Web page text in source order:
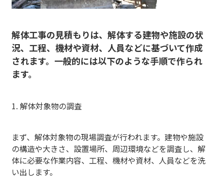
解体工事の見積もりは、解体する建物や施設の状
況、工程、機材や資材、人員などに基づいて作成
されます。一般的には以下のような手順で作られ
ます。
1. 解体対象物の調査
まず、解体対象物の現場調査が行われます。建物や施設
の構造や大きさ、設置場所、周辺環境などを調査し、解
体に必要な作業内容、工程、機材や資材、人員などを洗
い出します。